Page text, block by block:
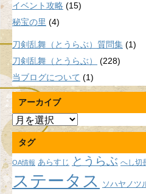
イベント攻略 (15)
秘宝の里 (4)
刀剣乱舞（とうらぶ）質問集 (1)
刀剣乱舞（とうらぶ）
(228)
当ブログについて (1)
アーカイブ
ア
ー
カ
イ
ブ
タグ
OA情報 あらすじ とうらぶ へし切
ステータス ソハヤノツ